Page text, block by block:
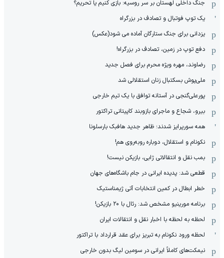
جنگ داخلی لهستان بر سر روسیه: بازی کنیم یا تحریم؟
یک توپ فوتبال و تصادف در بزرگراه
یزدانی برای جنگ ستارگان آماده می شود(عکس)
دفع توپ در زمین، تصادف در بزرگراه!
رضاوند، مهره ویژه محرم برای فصل جدید
ملی‌پوش بسکتبال زنان استقلالی شد
پورعلی‌گنجی در آستانه توافق با یک تیم خارجی
بیرو، شجاع و ماجرای بازوبند کاپیتانی تراکتور
همه سورپرایز شدند؛ ظاهر جدید هافبک بارسلونا
نکونام و استقلال، دوباره روبه‌روی هم!
بمب نقل و انتقالاتی ژابی، بازیکن نیست!
قطعی شد: پدیده ایرانی در جام باشگاه‌های جهان
خطر ابطال در کمین انتخابات آتی ژیمناستیک
برنامه مورینیو مشخص شد: رئال با ۲۰ بازیکن!
لحظه به لحظه با اخبار نقل و انتقالات ایران
لحظه ورود نکونام به تبریز برای عقد قرارداد با تراکتور
نیمکت‌های کاملاً ایرانی در سومین لیگ بدون خارجی